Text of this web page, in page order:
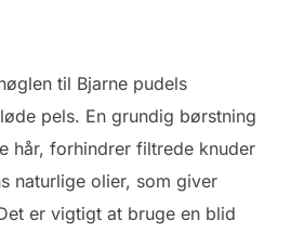
til Bjarne pudels
pels. En grundig børstning
hår, forhindrer filtrede knuder
naturlige olier, som giver
er vigtigt at bruge en blid